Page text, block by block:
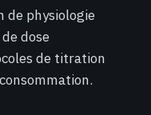
de physiologie
dose
de titration